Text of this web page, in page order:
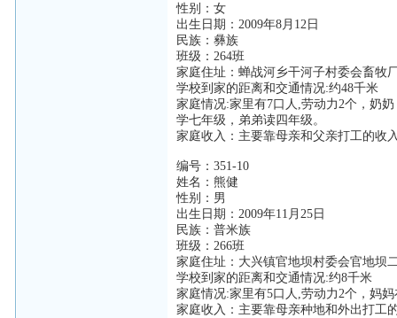
性别：女
出生日期：2009年8月12日
民族：彝族
班级：264班
家庭住址：蝉战河乡干河子村委会畜牧
学校到家的距离和交通情况:约48千米
家庭情况:家里有7口人,劳动力2个，奶
学七年级，弟弟读四年级。
家庭收入：主要靠母亲和父亲打工的收
编号：351-10
姓名：熊健
性别：男
出生日期：2009年11月25日
民族：普米族
班级：266班
家庭住址：大兴镇官地坝村委会官地坝
学校到家的距离和交通情况:约8千米
家庭情况:家里有5口人,劳动力2个，妈
家庭收入：主要靠母亲种地和外出打工